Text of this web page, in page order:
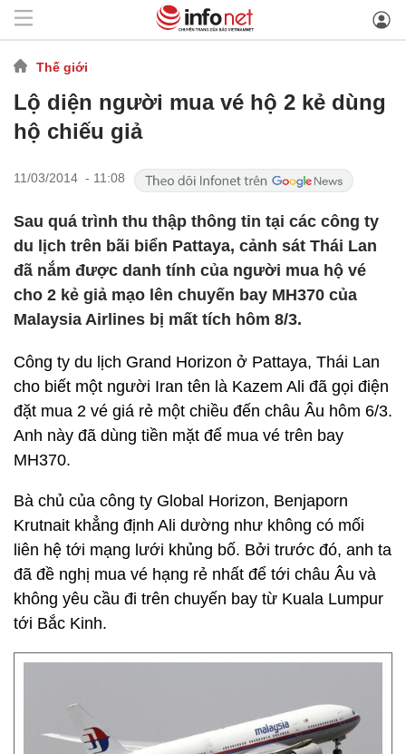
Thế giới
Lộ diện người mua vé hộ 2 kẻ dùng
hộ chiếu giả
11/03/2014 - 11:08
Sau quá trình thu thập thông tin tại các công ty
du lịch trên bãi biển Pattaya, cảnh sát Thái Lan
đã nắm được danh tính của người mua hộ vé
cho 2 kẻ giả mạo lên chuyến bay MH370 của
Malaysia Airlines bị mất tích hôm 8/3.
Công ty du lịch Grand Horizon ở Pattaya, Thái Lan
cho biết một người Iran tên là Kazem Ali đã gọi điện
đặt mua 2 vé giá rẻ một chiều đến châu Âu hôm 6/3.
Anh này đã dùng tiền mặt để mua vé trên bay
MH370.
Bà chủ của công ty Global Horizon, Benjaporn
Krutnait khẳng định Ali dường như không có mối
liên hệ tới mạng lưới khủng bố. Bởi trước đó, anh ta
đã đề nghị mua vé hạng rẻ nhất để tới châu Âu và
không yêu cầu đi trên chuyến bay từ Kuala Lumpur
tới Bắc Kinh.